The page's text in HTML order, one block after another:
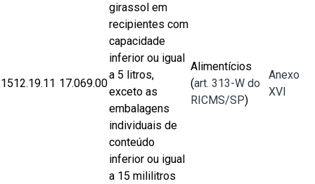
1512.19.11 17.069.00
girassol em
recipientes com
capacidade
inferior ou igual
a 5 litros,
exceto as
embalagens
individuais de
conteúdo
inferior ou igual
a 15 mililitros
Alimentícios
(art. 313-W do
RICMS/SP)
Anexo
XVI